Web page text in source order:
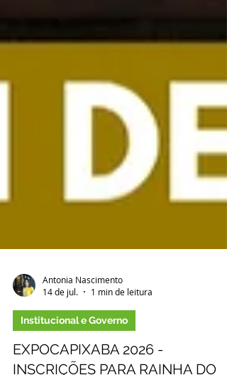
14 de jul.
1 min de leitura
Institucional e Governo